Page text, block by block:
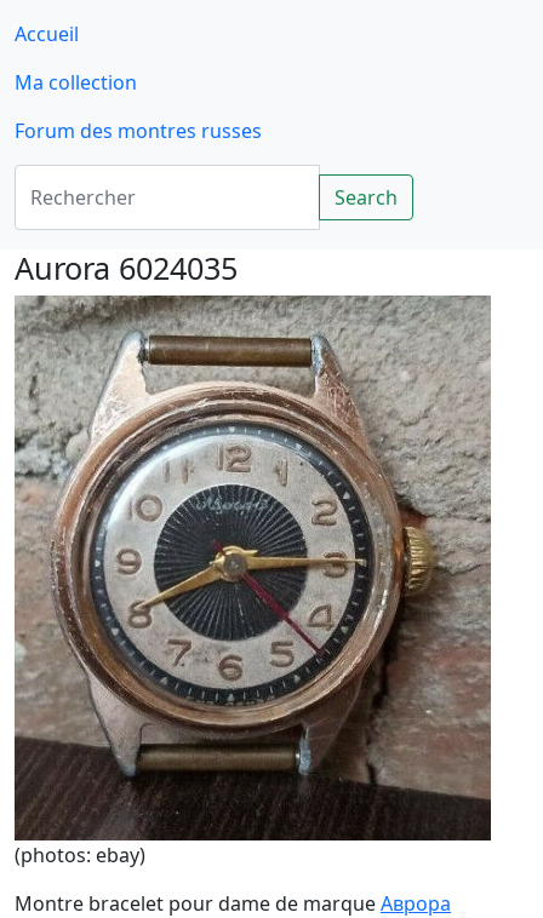
Accueil
Ma collection
Forum des montres russes
Rechercher
Search
Aurora 6024035
(photos: ebay)
Montre bracelet pour dame de marqueАврора